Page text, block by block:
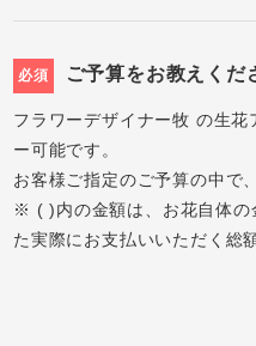
必須 ご予算をお教えくだ
フラワーデザイナー牧 の生
ー可能です。
お客様ご指定のご予算の中で
※ ( )内の金額は、お花自体の
た実際にお支払いいただく総